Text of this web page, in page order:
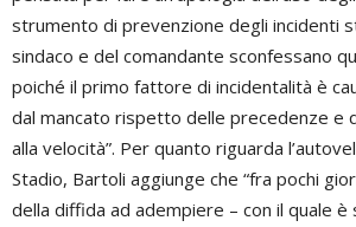
strumento di prevenzione degli incidenti
sindaco e del comandante sconfessano
poiché il primo fattore di incidentalità è
dal mancato rispetto delle precedenze e
alla velocità”. Per quanto riguarda
Stadio, Bartoli aggiunge che “fra pochi
della diffida ad adempiere – con il quale è